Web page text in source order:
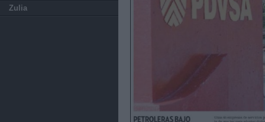
Zulia